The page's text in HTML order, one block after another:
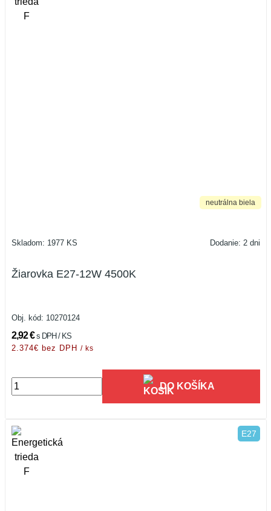
neutrálna biela
Skladom: 1977 KS Dodanie: 2 dni
Žiarovka E27-12W 4500K
Obj. kód: 10270124
2,92 €s DPH / KS
2.374€ bez DPH / ks
DO KOŠÍKA
E27